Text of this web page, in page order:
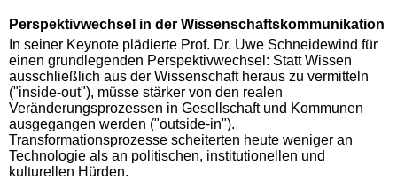
Perspektivwechsel in der Wissenschaftskommunikation
In seiner Keynote plädierte Prof. Dr. Uwe Schneidewind für
einen grundlegenden Perspektivwechsel: Statt Wissen
ausschließlich aus der Wissenschaft heraus zu vermitteln
("inside-out"), müsse stärker von den realen
Veränderungsprozessen in Gesellschaft und Kommunen
ausgegangen werden ("outside-in").
Transformationsprozesse scheiterten heute weniger an
Technologie als an politischen, institutionellen und
kulturellen Hürden.